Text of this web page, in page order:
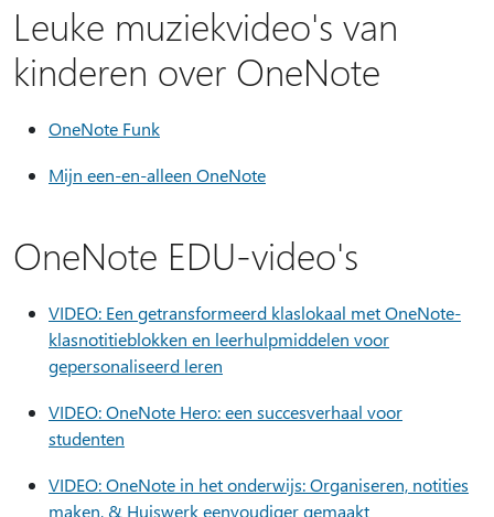
Leuke muziekvideo's van
kinderen over OneNote
OneNote Funk
Mijn een-en-alleen OneNote
OneNote EDU-video's
VIDEO: Een getransformeerd klaslokaal met OneNote-
klasnotitieblokken en leerhulpmiddelen voor
gepersonaliseerd leren
VIDEO: OneNote Hero: een succesverhaal voor
studenten
VIDEO: OneNote in het onderwijs: Organiseren, notities
maken, & Huiswerk eenvoudiger gemaakt